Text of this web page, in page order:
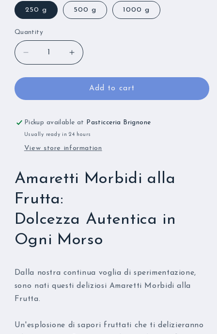
250 g 500 g 1000 g
Quantity
Quantity
Decrease
quantity
for
Morbidi
Pera
🍐
Increase
quantity
for
Amaretti
Morbidi
Pera
🍐
Add to cart
Pickup available at Pasticceria Brignone
Usually ready in 24 hours
View store information
Amaretti Morbidi alla
Frutta:
Dolcezza Autentica in
Ogni Morso
Dalla nostra continua voglia di sperimentazione,
sono nati questi deliziosi Amaretti Morbidi alla
Frutta.
Un'esplosione di sapori fruttati che ti delizieranno